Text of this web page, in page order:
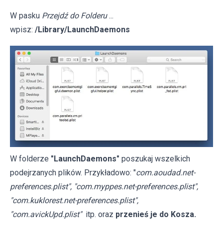
W pasku Przejdź do Folderu ...
wpisz: /Library/LaunchDaemons
W folderze "LaunchDaemons" poszukaj wszelkich
podejrzanych plików. Przykładowo: "com.aoudad.net-
preferences.plist", "com.myppes.net-preferences.plist",
"com.kuklorest.net-preferences.plist",
"com.avickUpd.plist" itp. oraz przenieś je do Kosza.